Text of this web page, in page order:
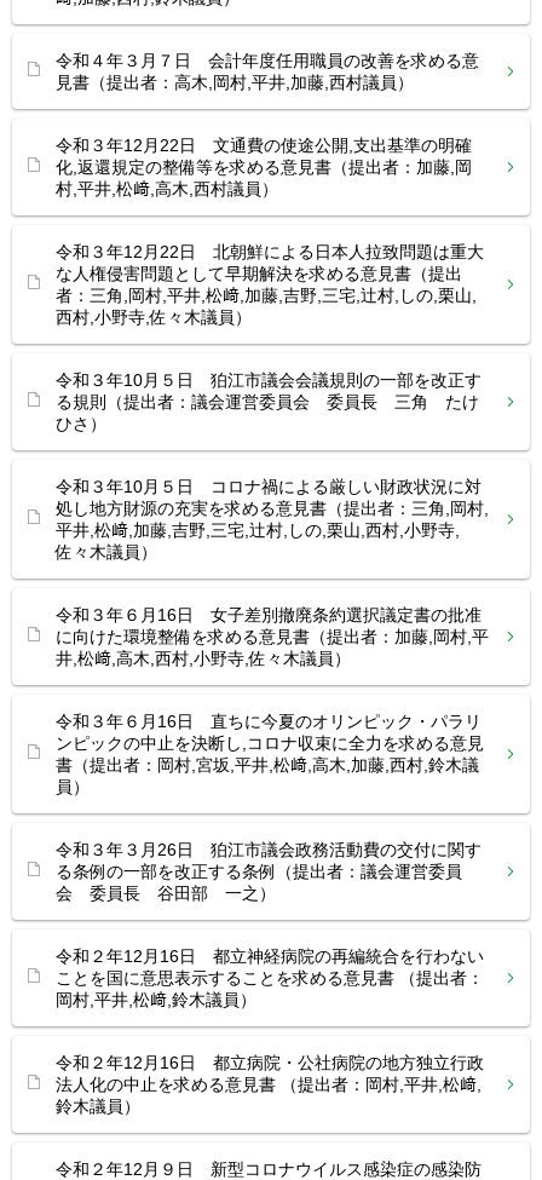
令和４年３月７日 会計年度任用職員の改善を求める意
見書（提出者：高木,岡村,平井,加藤,西村議員）
令和３年12月22日 文通費の使途公開,支出基準の明確
化,返還規定の整備等を求める意見書（提出者：加藤,岡
村,平井,松﨑,高木,西村議員）
令和３年12月22日 北朝鮮による日本人拉致問題は重大
な人権侵害問題として早期解決を求める意見書（提出
者：三角,岡村,平井,松﨑,加藤,吉野,三宅,辻村,しの,栗山,
西村,小野寺,佐々木議員）
令和３年10月５日 狛江市議会会議規則の一部を改正す
る規則（提出者：議会運営委員会 委員長 三角 たけ
ひさ）
令和３年10月５日 コロナ禍による厳しい財政状況に対
処し地方財源の充実を求める意見書（提出者：三角,岡村,
平井,松﨑,加藤,吉野,三宅,辻村,しの,栗山,西村,小野寺,
佐々木議員）
令和３年６月16日 女子差別撤廃条約選択議定書の批准
に向けた環境整備を求める意見書（提出者：加藤,岡村,平
井,松﨑,高木,西村,小野寺,佐々木議員）
令和３年６月16日 直ちに今夏のオリンピック・パラリ
ンピックの中止を決断し,コロナ収束に全力を求める意見
書（提出者：岡村,宮坂,平井,松﨑,高木,加藤,西村,鈴木議
員）
令和３年３月26日 狛江市議会政務活動費の交付に関す
る条例の一部を改正する条例（提出者：議会運営委員
会 委員長 谷田部 一之）
令和２年12月16日 都立神経病院の再編統合を行わない
ことを国に意思表示することを求める意見書 （提出者：
岡村,平井,松﨑,鈴木議員）
令和２年12月16日 都立病院・公社病院の地方独立行政
法人化の中止を求める意見書 （提出者：岡村,平井,松﨑,
鈴木議員）
令和２年12月９日 新型コロナウイルス感染症の感染防